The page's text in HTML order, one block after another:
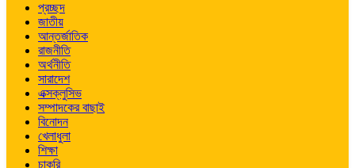
প্রচ্ছদ
জাতীয়
আন্তর্জাতিক
রাজনীতি
অর্থনীতি
সারাদেশ
এক্সক্লুসিভ
সম্পাদকের বাছাই
বিনোদন
খেলাধুলা
শিক্ষা
চাকরি